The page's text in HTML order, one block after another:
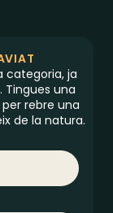
categoria, ja
una
rebre una
de la natura.